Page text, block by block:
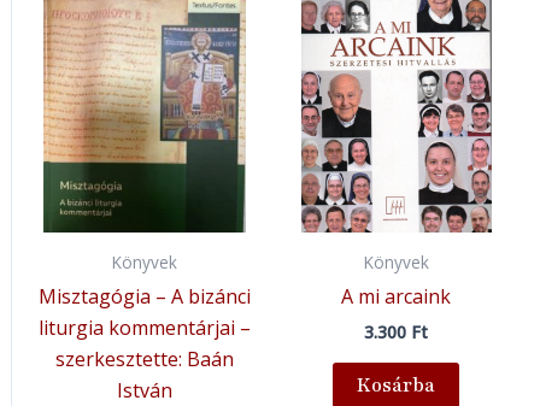
Könyvek
Misztagógia – A bizánci
liturgia kommentárjai –
szerkesztette: Baán
István
Könyvek
A mi arcaink
3.300 Ft
Kosárba